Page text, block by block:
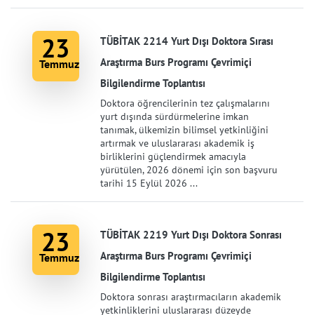
23
Temmuz
TÜBİTAK 2214 Yurt Dışı Doktora Sırası
Araştırma Burs Programı Çevrimiçi
Bilgilendirme Toplantısı
Doktora öğrencilerinin tez çalışmalarını
yurt dışında sürdürmelerine imkan
tanımak, ülkemizin bilimsel yetkinliğini
artırmak ve uluslararası akademik iş
birliklerini güçlendirmek amacıyla
yürütülen, 2026 dönemi için son başvuru
tarihi 15 Eylül 2026 ...
23
Temmuz
TÜBİTAK 2219 Yurt Dışı Doktora Sonrası
Araştırma Burs Programı Çevrimiçi
Bilgilendirme Toplantısı
Doktora sonrası araştırmacıların akademik
yetkinliklerini uluslararası düzeyde